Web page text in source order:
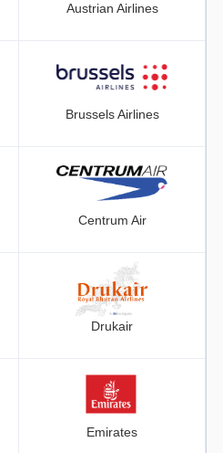
Austrian Airlines
Brussels Airlines
Centrum Air
Drukair
Emirates